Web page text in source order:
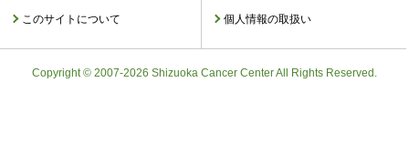
このサイトについて 個人情報の取扱い
Copyright © 2007-2026 Shizuoka Cancer Center All Rights Reserved.